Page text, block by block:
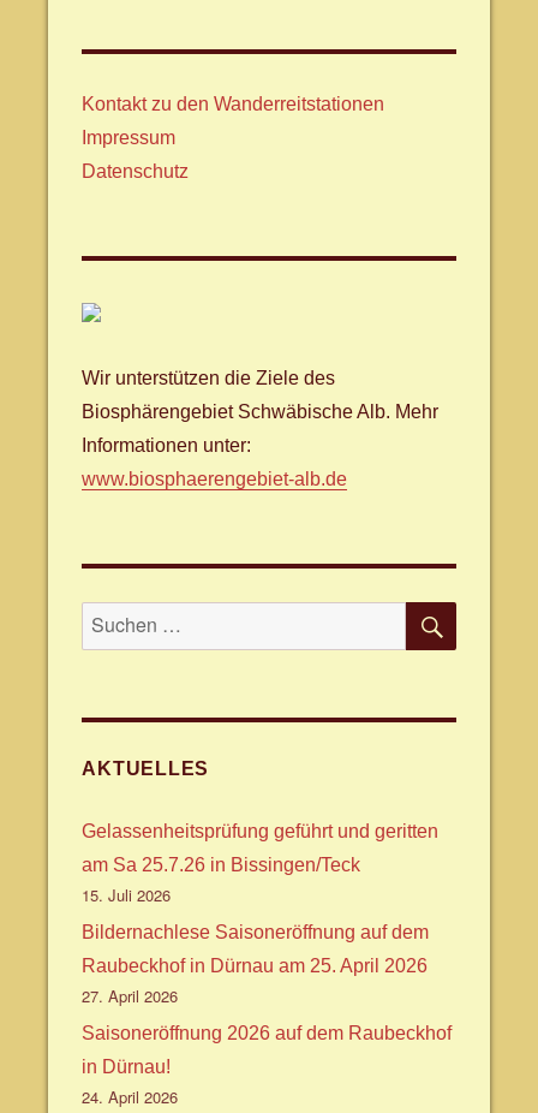
Kontakt zu den Wanderreitstationen
Impressum
Datenschutz
Wir unterstützen die Ziele des
Biosphärengebiet Schwäbische Alb. Mehr
Informationen unter:
www.biosphaerengebiet-alb.de
Suche
nach:
AKTUELLES
Gelassenheitsprüfung geführt und geritten
am Sa 25.7.26 in Bissingen/Teck
15. Juli 2026
Bildernachlese Saisoneröffnung auf dem
Raubeckhof in Dürnau am 25. April 2026
27. April 2026
Saisoneröffnung 2026 auf dem Raubeckhof
in Dürnau!
24. April 2026